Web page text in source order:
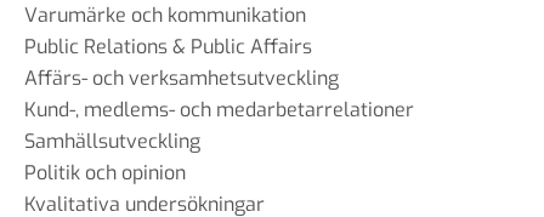
Varumärke och kommunikation
Public Relations & Public Affairs
Affärs- och verksamhetsutveckling
Kund-, medlems- och medarbetarrelationer
Samhällsutveckling
Politik och opinion
Kvalitativa undersökningar